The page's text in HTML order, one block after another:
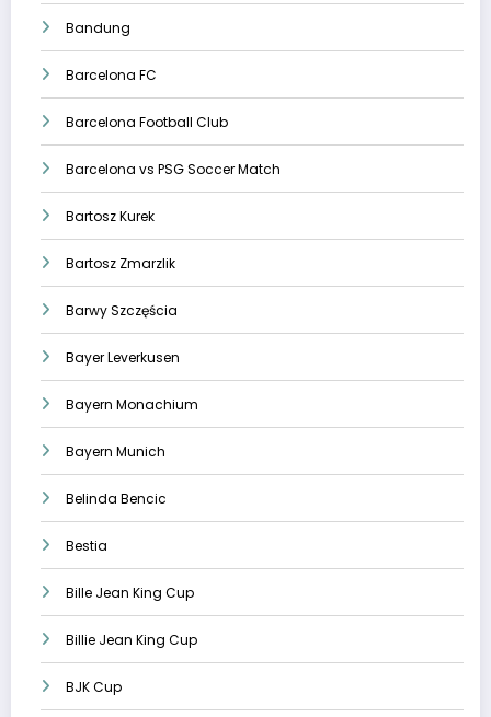
Bandung
Barcelona FC
Barcelona Football Club
Barcelona vs PSG Soccer Match
Bartosz Kurek
Bartosz Zmarzlik
Barwy Szczęścia
Bayer Leverkusen
Bayern Monachium
Bayern Munich
Belinda Bencic
Bestia
Bille Jean King Cup
Billie Jean King Cup
BJK Cup